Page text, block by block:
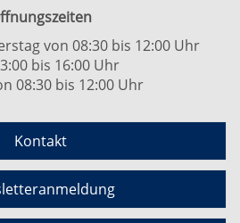
von 08:30 bis 12:00 Uhr
bis 16:00 Uhr
08:30 bis 12:00 Uhr
Kontakt